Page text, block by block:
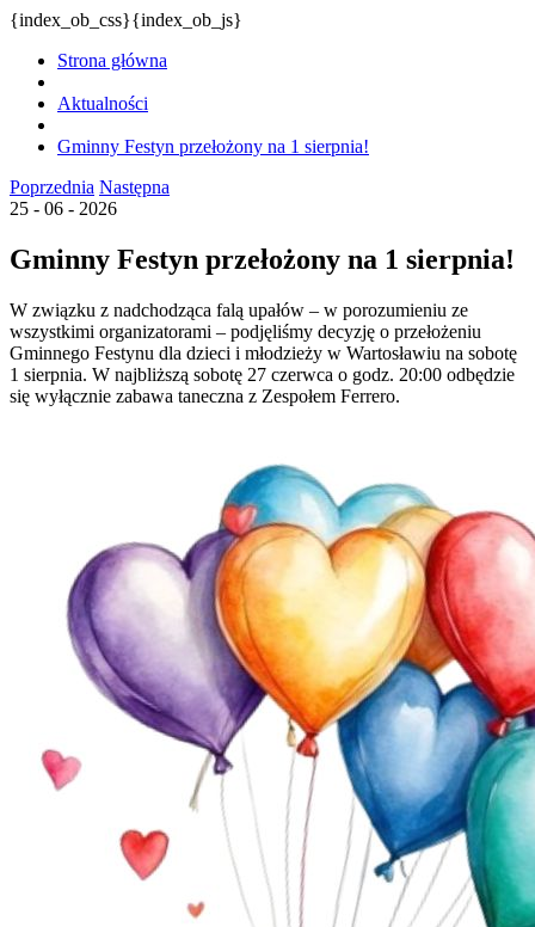
{index_ob_css}{index_ob_js}
Strona główna
Aktualności
Gminny Festyn przełożony na 1 sierpnia!
Poprzednia Następna
25 - 06 - 2026
Gminny Festyn przełożony na 1 sierpnia!
W związku z nadchodząca falą upałów – w porozumieniu ze
wszystkimi organizatorami – podjęliśmy decyzję o przełożeniu
Gminnego Festynu dla dzieci i młodzieży w Wartosławiu na sobotę
1 sierpnia. W najbliższą sobotę 27 czerwca o godz. 20:00 odbędzie
się wyłącznie zabawa taneczna z Zespołem Ferrero.